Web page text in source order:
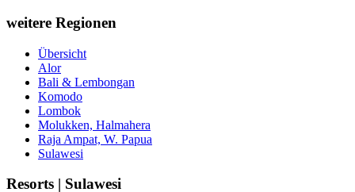
weitere Regionen
Übersicht
Alor
Bali & Lembongan
Komodo
Lombok
Molukken, Halmahera
Raja Ampat, W. Papua
Sulawesi
Resorts | Sulawesi